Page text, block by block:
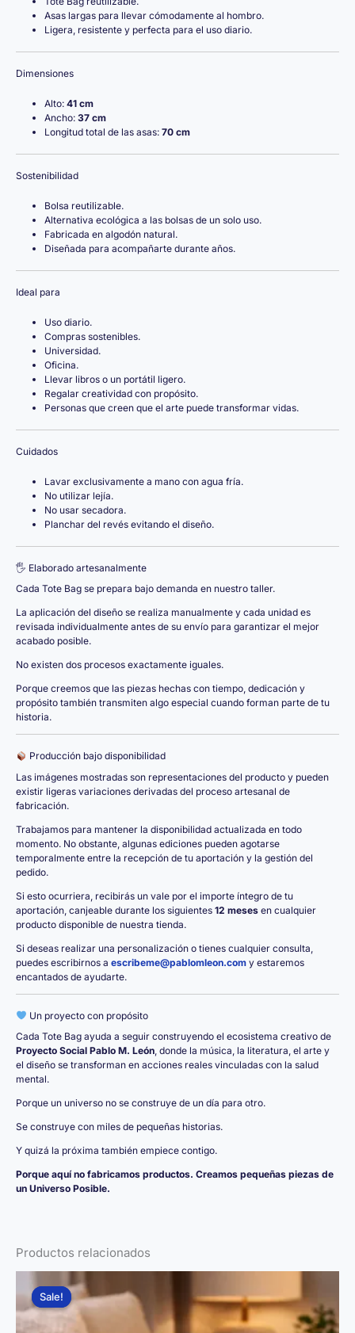
Asas largas para llevar cómodamente al hombro.
Ligera, resistente y perfecta para el uso diario.
Dimensiones
Alto: 41 cm
Ancho: 37 cm
Longitud total de las asas: 70 cm
Sostenibilidad
Bolsa reutilizable.
Alternativa ecológica a las bolsas de un solo uso.
Fabricada en algodón natural.
Diseñada para acompañarte durante años.
Ideal para
Uso diario.
Compras sostenibles.
Universidad.
Oficina.
Llevar libros o un portátil ligero.
Regalar creatividad con propósito.
Personas que creen que el arte puede transformar vidas.
Cuidados
Lavar exclusivamente a mano con agua fría.
No utilizar lejía.
No usar secadora.
Planchar del revés evitando el diseño.
🖐️ Elaborado artesanalmente
Cada Tote Bag se prepara bajo demanda en nuestro taller.
La aplicación del diseño se realiza manualmente y cada unidad es
revisada individualmente antes de su envío para garantizar el mejor
acabado posible.
No existen dos procesos exactamente iguales.
Porque creemos que las piezas hechas con tiempo, dedicación y
propósito también transmiten algo especial cuando forman parte de tu
historia.
Producción bajo disponibilidad
Las imágenes mostradas son representaciones del producto y pueden
existir ligeras variaciones derivadas del proceso artesanal de
fabricación.
Trabajamos para mantener la disponibilidad actualizada en todo
momento. No obstante, algunas ediciones pueden agotarse
temporalmente entre la recepción de tu aportación y la gestión del
pedido.
Si esto ocurriera, recibirás un vale por el importe íntegro de tu
aportación, canjeable durante los siguientes 12 meses en cualquier
producto disponible de nuestra tienda.
Si deseas realizar una personalización o tienes cualquier consulta,
puedes escribirnos a escribeme@pablomleon.com y estaremos
encantados de ayudarte.
Un proyecto con propósito
Cada Tote Bag ayuda a seguir construyendo el ecosistema creativo de
Proyecto Social Pablo M. León, donde la música, la literatura, el arte y
el diseño se transforman en acciones reales vinculadas con la salud
mental.
Porque un universo no se construye de un día para otro.
Se construye con miles de pequeñas historias.
Y quizá la próxima también empiece contigo.
Porque aquí no fabricamos productos. Creamos pequeñas piezas de
un Universo Posible.
Productos relacionados
Sale!
Sale!